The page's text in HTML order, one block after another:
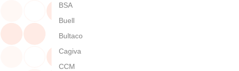
BSA
Buell
Bultaco
Cagiva
CCM